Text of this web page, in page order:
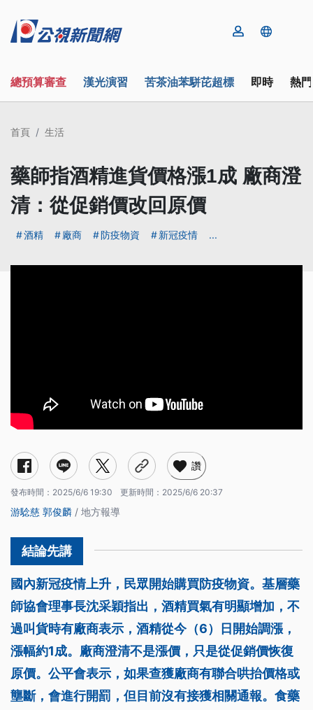
總預算審查 漢光演習 苦茶油苯駢芘超標 即時 熱
首頁 生活
藥師指酒精進貨價格漲1成 廠商澄
清：從促銷價改回原價
酒精 廠商 防疫物資 新冠疫情 ...
讚
發布時間： 2025/6/6 19:30 更新時間： 2025/6/6 20:37
游騐慈 郭俊麟 / 地方報導
國內新冠疫情上升，民眾開始購買防疫物資。基層藥
師協會理事長沈采穎指出，酒精買氣有明顯增加，不
過叫貨時有廠商表示，酒精從今（6）日開始調漲，
漲幅約1成。廠商澄清不是漲價，只是從促銷價恢復
原價。公平會表示，如果查獲廠商有聯合哄抬價格或
壟斷，會進行開罰，但目前沒有接獲相關通報。食藥